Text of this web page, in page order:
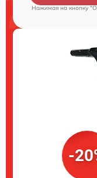
Нажимая на кнопку
-